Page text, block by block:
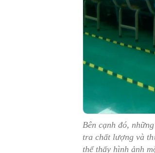
Bên cạnh đó,
tra chất lượng và
thể thấy hình ảnh